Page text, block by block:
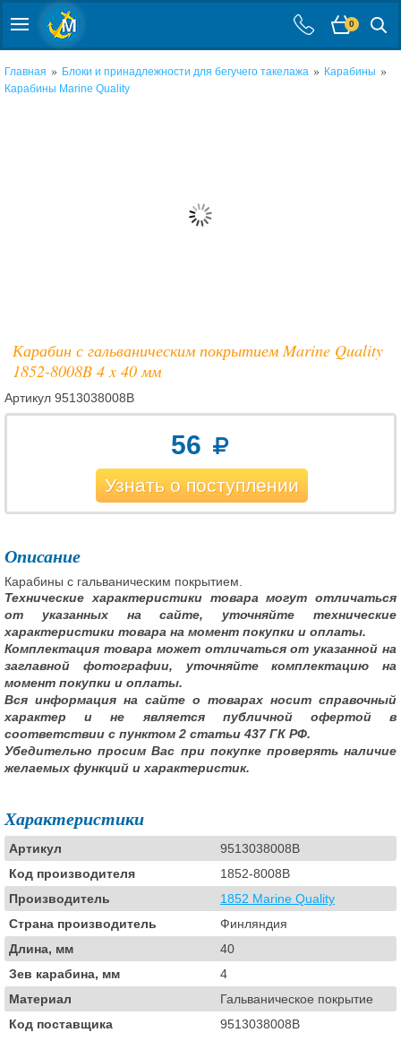
0
Главная » Блоки и принадлежности для бегучего такелажа » Карабины »
Карабины Marine Quality
Карабин с гальваническим покрытием Marine Quality
1852-8008B 4 x 40 мм
Артикул 9513038008B
56
Узнать о поступлении
Описание
Карабины с гальваническим покрытием.
Технические характеристики товара могут отличаться
от указанных на сайте, уточняйте технические
характеристики товара на момент покупки и оплаты.
Комплектация товара может отличаться от указанной на
заглавной фотографии, уточняйте комплектацию на
момент покупки и оплаты.
Вся информация на сайте о товарах носит справочный
характер и не является публичной офертой в
соответствии с пунктом 2 статьи 437 ГК РФ.
Убедительно просим Вас при покупке проверять наличие
желаемых функций и характеристик.
Характеристики
Артикул
9513038008B
Код производителя
1852-8008B
Производитель
1852 Marine Quality
Страна производитель
Финляндия
Длина, мм
40
Зев карабина, мм
4
Материал
Гальваническое покрытие
Код поставщика
9513038008B